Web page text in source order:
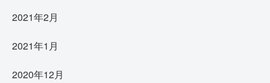
2021年2月
2021年1月
2020年12月